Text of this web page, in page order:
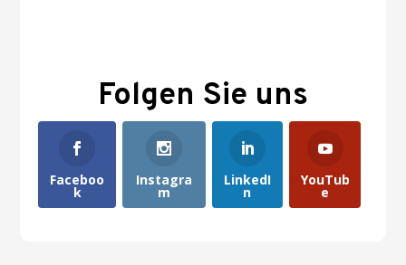
Folgen Sie uns
Faceboo
k
Instagra
m
LinkedI
n
YouTub
e